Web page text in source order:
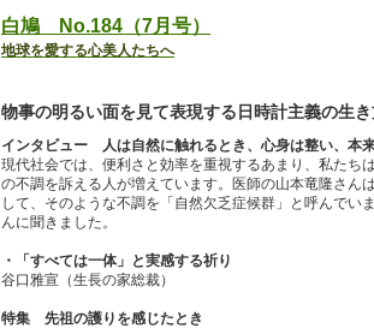
白鳩 No.184（7月号）
地球を愛する心美人たちへ
物事の明るい面を見て表現する日時計主義の生
インタビュー 人は自然に触れるとき、心身は整い、本
現代社会では、便利さと効率を重視するあまり、私たち
の不調を訴える人が増えています。医師の山本竜隆さん
して、そのような不調を「自然欠乏症候群」と呼んでい
んに聞きました。
・「すべては一体」と実感する祈り
谷口雅宣（生長の家総裁）
特集 先祖の護りを感じたとき